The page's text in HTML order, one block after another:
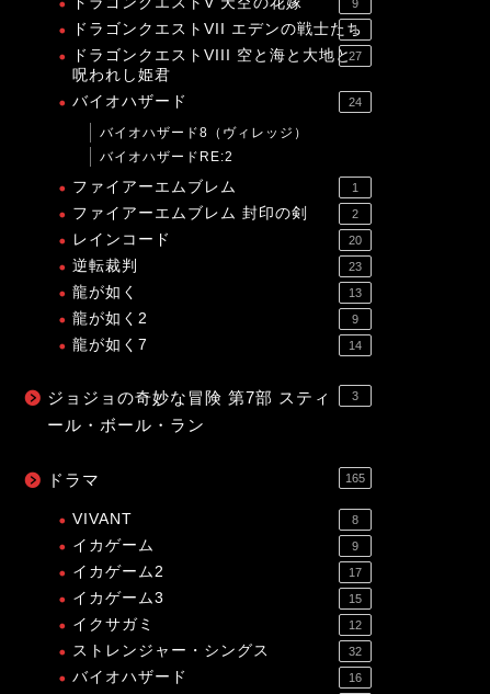
9
ドラゴンクエストVII エデンの戦士たち
1
ドラゴンクエストVIII 空と海と大地と
呪われし姫君
27
バイオハザード 24
バイオハザード8（ヴィレッジ）
バイオハザードRE:2
ファイアーエムブレム 1
ファイアーエムブレム 封印の剣 2
レインコード 20
逆転裁判 23
龍が如く 13
龍が如く2 9
龍が如く7 14
ジョジョの奇妙な冒険 第7部 スティ
ール・ボール・ラン
3
ドラマ 165
VIVANT 8
イカゲーム 9
イカゲーム2 17
イカゲーム3 15
イクサガミ 12
ストレンジャー・シングス 32
バイオハザード 16